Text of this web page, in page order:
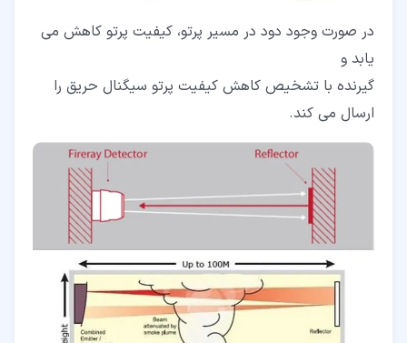
در صورت وجود دود در مسیر پرتو، کیفیت پرتو کاهش می
یابد و
گیرنده با تشخیص کاهش کیفیت پرتو سیگنال حریق را
ارسال می کند.